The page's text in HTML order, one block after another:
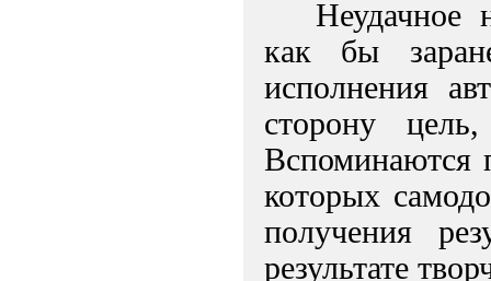
Неудачное
как бы
исполнения
сторону
Вспоминаются
которых
получения
результате